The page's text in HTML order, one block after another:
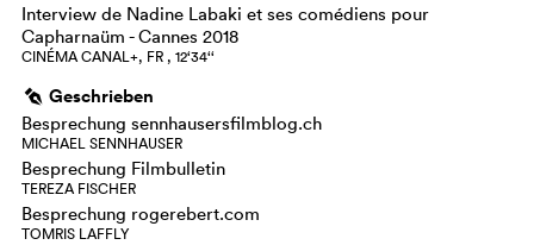
Interview de Nadine Labaki et ses comédiens pour
Capharnaüm - Cannes 2018
CINÉMA CANAL+, FR , 12‘34‘‘
g Geschrieben
Besprechung sennhausersfilmblog.ch
MICHAEL SENNHAUSER
Besprechung Filmbulletin
TEREZA FISCHER
Besprechung rogerebert.com
TOMRIS LAFFLY